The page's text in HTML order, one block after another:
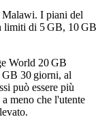
I piani del
limiti di 5 GB, 10 GB
World 20 GB
30 giorni, al
può essere più
meno che l'utente